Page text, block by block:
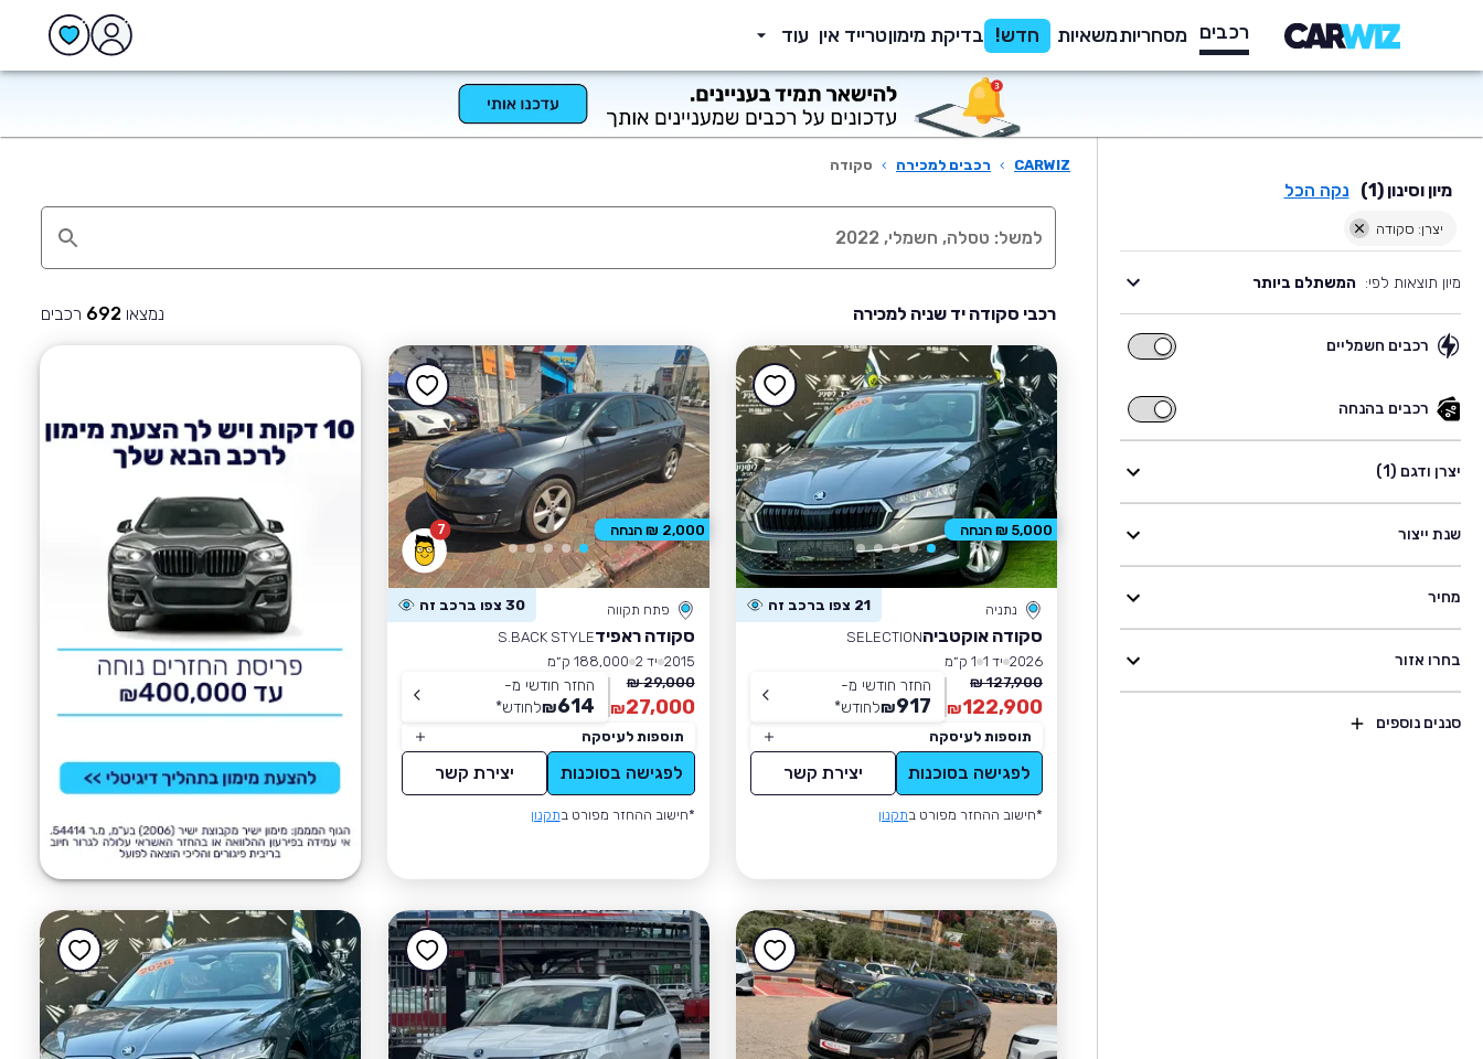
רכבים מסחריותמשאיות חדש! בדיקת מימוןטרייד אין עוד
מיון וסינון (1) נקה הכל
יצרן: סקודה
מיון תוצאות לפי: המשתלם ביותר
רכבים חשמליים
רכבים
רכבים בהנחה
רכבים
בהנחה
יצרן ודגם (1)
שנת ייצור
מחיר
בחרו אזור
סננים נוספים
CARWIZ
› רכבים למכירה › סקודה
רכבי סקודה יד שניה למכירה נמצאו 692 רכבים
נתניה 21 צפו ברכב זה
סקודה אוקטביהSELECTION
2026 יד 1
1 ק״מ
127,900 ₪
122,900
₪
החזר חודשי מ-
917
₪לחודש*
תוספות לעיסקה
לפגישה בסוכנות יצירת קשר
*חישוב ההחזר מפורט בתקנון
5,000 ₪ הנחה 7
פתח תקווה 30 צפו ברכב זה
סקודה ראפידS.BACK STYLE
2015 יד 2
188,000 ק״מ
29,000 ₪
27,000
₪
החזר חודשי מ-
614
₪לחודש*
תוספות לעיסקה
לפגישה בסוכנות יצירת קשר
*חישוב ההחזר מפורט בתקנון
2,000 ₪ הנחה